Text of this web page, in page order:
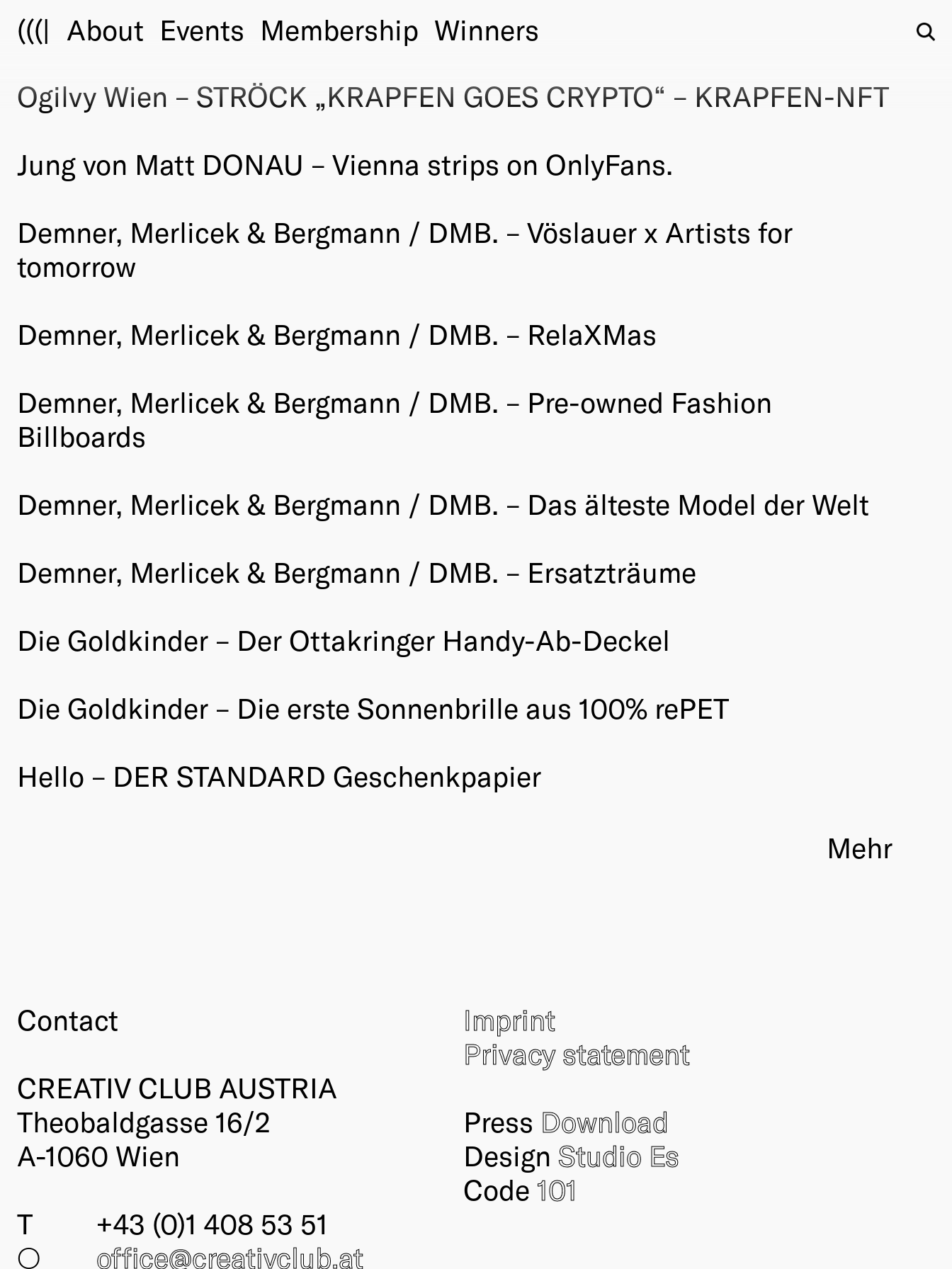
(((| About Events Membership Winners
Ogilvy Wien – STRÖCK „KRAPFEN GOES CRYPTO“ – KRAPFEN-NFT
Jung von Matt DONAU – Vienna strips on OnlyFans.
Demner, Merlicek & Bergmann / DMB. – Vöslauer x Artists for
tomorrow
Demner, Merlicek & Bergmann / DMB. – RelaXMas
Demner, Merlicek & Bergmann / DMB. – Pre-owned Fashion
Billboards
Demner, Merlicek & Bergmann / DMB. – Das älteste Model der Welt
Demner, Merlicek & Bergmann / DMB. – Ersatzträume
Die Goldkinder – Der Ottakringer Handy-Ab-Deckel
Die Goldkinder – Die erste Sonnenbrille aus 100% rePET
Hello – DER STANDARD Geschenkpapier
Mehr
Contact
CREATIV CLUB AUSTRIA
Theobaldgasse 16/2
A-1060 Wien
T
+43 (0)1 408 53 51
○
office@creativclub.at
Imprint
Privacy statement
Press Download
Design Studio Es
Code 101